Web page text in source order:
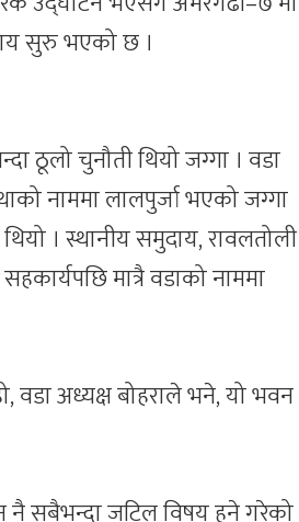
सुरु भएको छ ।
ठूलो चुनौती थियो जग्गा । वडा
नाममा लालपुर्जा भएको जग्गा
। स्थानीय समुदाय, रावलतोली
मात्रै वडाको नाममा
वडा अध्यक्ष बोहराले भने, यो भवन
नै सबैभन्दा जटिल विषय हुने गरेको